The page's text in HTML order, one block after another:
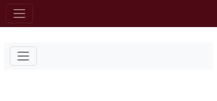
Pāriet uz saturu